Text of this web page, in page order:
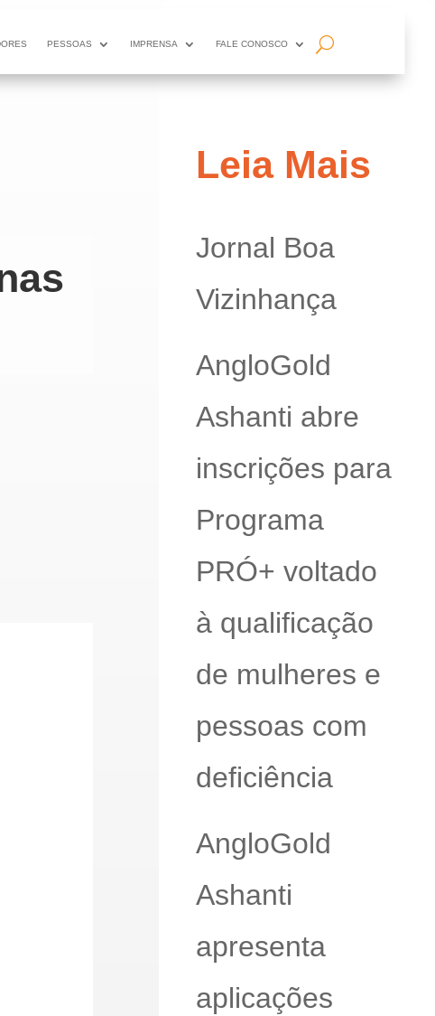
PESSOAS IMPRENSA FALE CONOSCO
Leia Mais
Jornal Boa
Vizinhança
AngloGold
Ashanti abre
inscrições para
Programa
PRÓ+ voltado
à qualificação
de mulheres e
pessoas com
deficiência
AngloGold
Ashanti
apresenta
aplicações